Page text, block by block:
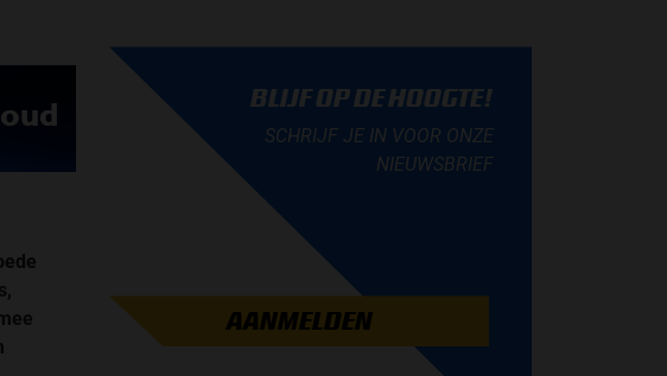
BLIJF OP DE HOOGTE!
SCHRIJF JE IN VOOR ONZE
NIEUWSBRIEF
AANMELDEN